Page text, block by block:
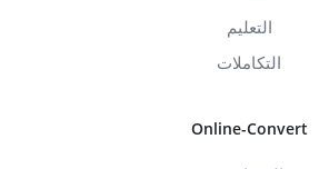
التعليم
التكاملات
Online-Convert